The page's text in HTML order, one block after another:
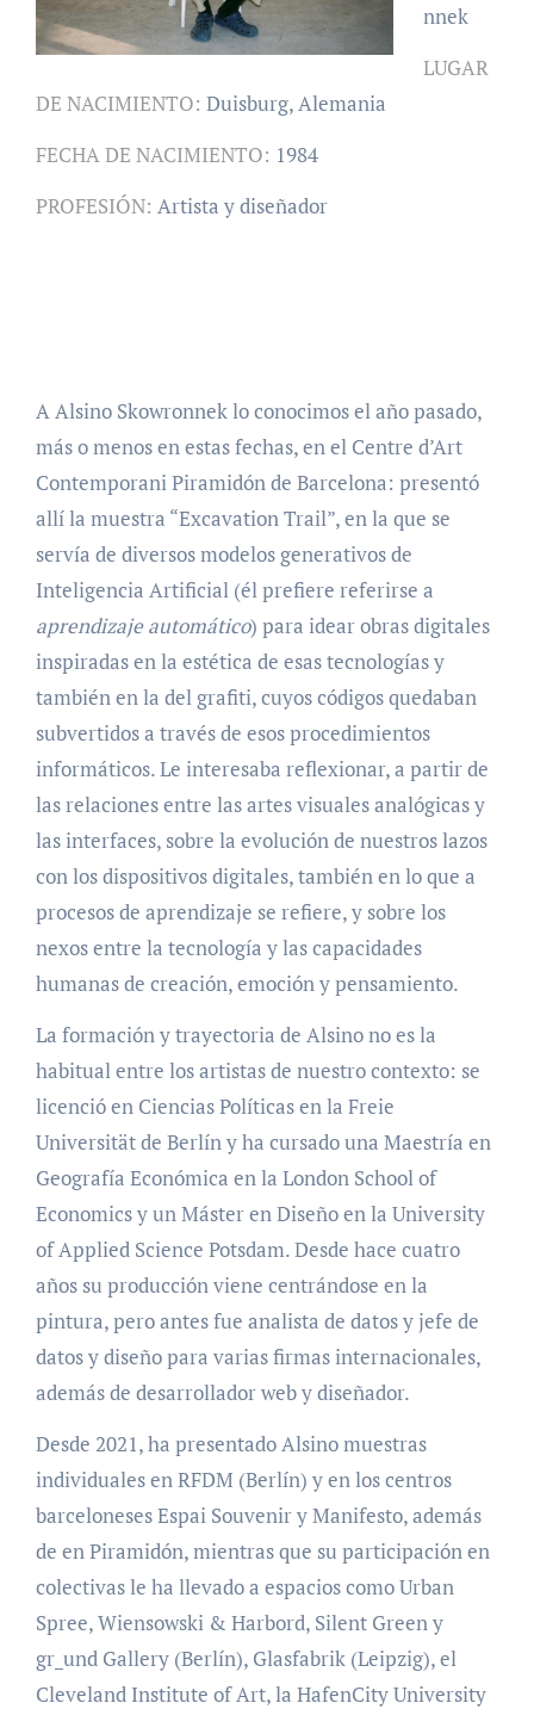
nnek
LUGAR
DE NACIMIENTO: Duisburg, Alemania
FECHA DE NACIMIENTO: 1984
PROFESIÓN: Artista y diseñador
A Alsino Skowronnek lo conocimos el año pasado,
más o menos en estas fechas, en el Centre d’Art
Contemporani Piramidón de Barcelona: presentó
allí la muestra “Excavation Trail”, en la que se
servía de diversos modelos generativos de
Inteligencia Artificial (él prefiere referirse a
aprendizaje automático) para idear obras digitales
inspiradas en la estética de esas tecnologías y
también en la del grafiti, cuyos códigos quedaban
subvertidos a través de esos procedimientos
informáticos. Le interesaba reflexionar, a partir de
las relaciones entre las artes visuales analógicas y
las interfaces, sobre la evolución de nuestros lazos
con los dispositivos digitales, también en lo que a
procesos de aprendizaje se refiere, y sobre los
nexos entre la tecnología y las capacidades
humanas de creación, emoción y pensamiento.
La formación y trayectoria de Alsino no es la
habitual entre los artistas de nuestro contexto: se
licenció en Ciencias Políticas en la Freie
Universität de Berlín y ha cursado una Maestría en
Geografía Económica en la London School of
Economics y un Máster en Diseño en la University
of Applied Science Potsdam. Desde hace cuatro
años su producción viene centrándose en la
pintura, pero antes fue analista de datos y jefe de
datos y diseño para varias firmas internacionales,
además de desarrollador web y diseñador.
Desde 2021, ha presentado Alsino muestras
individuales en RFDM (Berlín) y en los centros
barceloneses Espai Souvenir y Manifesto, además
de en Piramidón, mientras que su participación en
colectivas le ha llevado a espacios como Urban
Spree, Wiensowski & Harbord, Silent Green y
gr_und Gallery (Berlín), Glasfabrik (Leipzig), el
Cleveland Institute of Art, la HafenCity University